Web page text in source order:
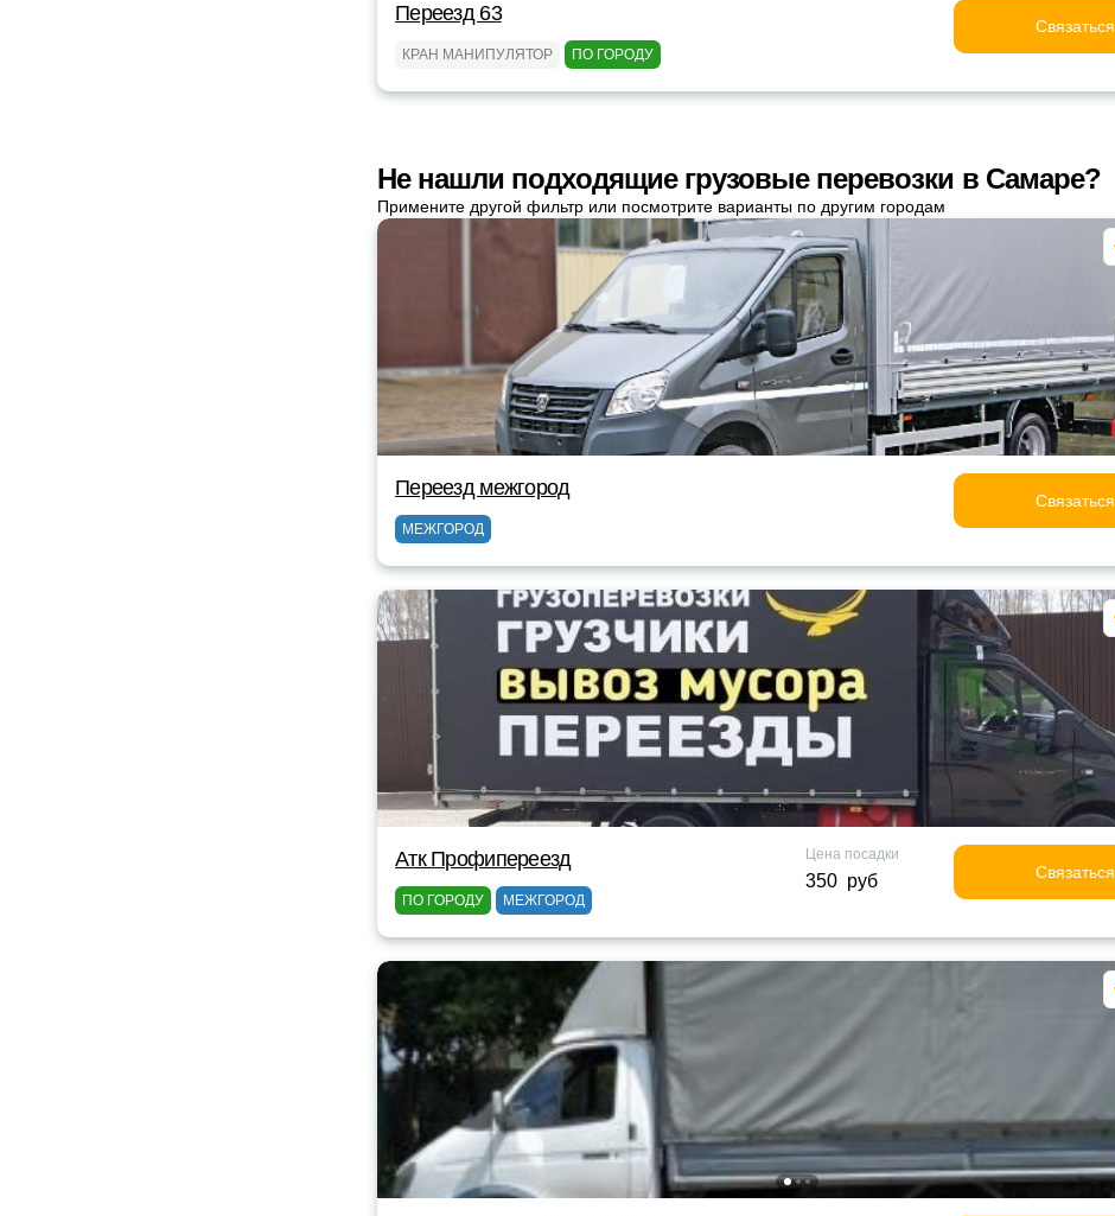
Переезд 63
КРАН МАНИПУЛЯТОР ПО ГОРОДУ
Связаться
Не нашли подходящие грузовые перевозки в Самаре?
Примените другой фильтр или посмотрите варианты по другим городам
Переезд межгород
МЕЖГОРОД
Связаться
Атк Профипереезд
ПО ГОРОДУ МЕЖГОРОД
Цена посадки
350 руб Связаться